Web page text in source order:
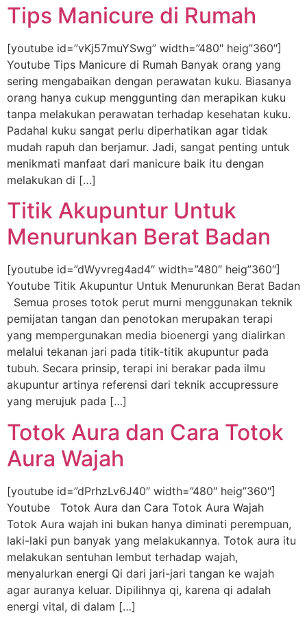
Tips Manicure di Rumah
[youtube id=”vKj57muYSwg” width=”480″ heig”360″]
Youtube Tips Manicure di Rumah Banyak orang yang
sering mengabaikan dengan perawatan kuku. Biasanya
orang hanya cukup menggunting dan merapikan kuku
tanpa melakukan perawatan terhadap kesehatan kuku.
Padahal kuku sangat perlu diperhatikan agar tidak
mudah rapuh dan berjamur. Jadi, sangat penting untuk
menikmati manfaat dari manicure baik itu dengan
melakukan di […]
Titik Akupuntur Untuk
Menurunkan Berat Badan
[youtube id=”dWyvreg4ad4″ width=”480″ heig”360″]
Youtube Titik Akupuntur Untuk Menurunkan Berat Badan
Semua proses totok perut murni menggunakan teknik
pemijatan tangan dan penotokan merupakan terapi
yang mempergunakan media bioenergi yang dialirkan
melalui tekanan jari pada titik-titik akupuntur pada
tubuh. Secara prinsip, terapi ini berakar pada ilmu
akupuntur artinya referensi dari teknik accupressure
yang merujuk pada […]
Totok Aura dan Cara Totok
Aura Wajah
[youtube id=”dPrhzLv6J40″ width=”480″ heig”360″]
Youtube Totok Aura dan Cara Totok Aura Wajah
Totok Aura wajah ini bukan hanya diminati perempuan,
laki-laki pun banyak yang melakukannya. Totok aura itu
melakukan sentuhan lembut terhadap wajah,
menyalurkan energi Qi dari jari-jari tangan ke wajah
agar auranya keluar. Dipilihnya qi, karena qi adalah
energi vital, di dalam […]